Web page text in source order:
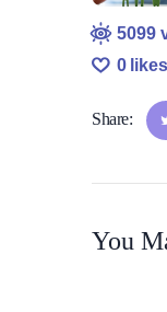
5099
0 likes
Share:
You